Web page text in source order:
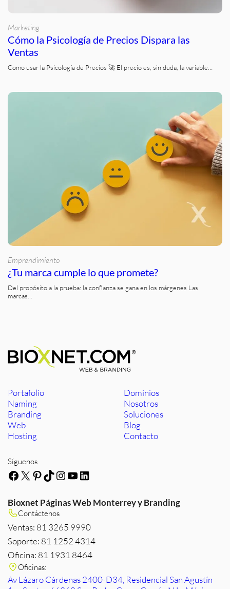
Marketing
Cómo la Psicología de Precios Dispara las
Ventas
Como usar la Psicología de Precios 🚀 El precio es, sin duda, la variable…
Emprendimiento
¿Tu marca cumple lo que promete?
Del propósito a la prueba: la confianza se gana en los márgenes Las
marcas…
Portafolio
Naming
Branding
Web
Hosting
Dominios
Nosotros
Soluciones
Blog
Contacto
Síguenos
Facebook
X Pinterest
TikTok
Instagram
YouTube
LinkedIn
Bioxnet Páginas Web Monterrey y Branding
Contáctenos
Ventas: 81 3265 9990
Soporte: 81 1252 4314
Oficina: 81 1931 8464
Oficinas:
Av Lázaro Cárdenas 2400-D34, Residencial San Agustín